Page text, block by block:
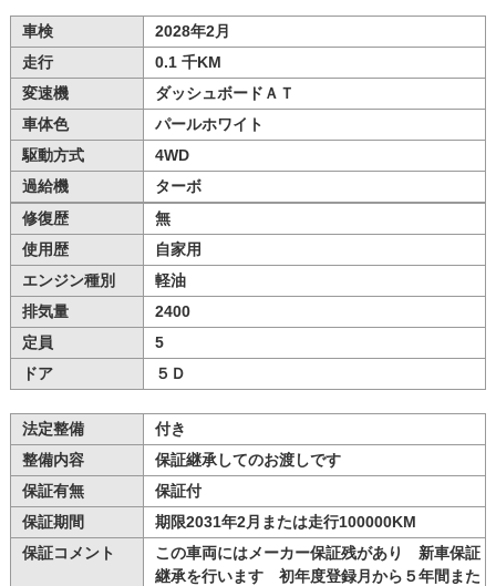
車検
2028年2月
走行
0.1 千KM
変速機
ダッシュボードＡＴ
車体色
パールホワイト
駆動方式
4WD
過給機
ターボ
修復歴
無
使用歴
自家用
エンジン種別
軽油
排気量
2400
定員
5
ドア
５Ｄ
法定整備
付き
整備内容
保証継承してのお渡しです
保証有無
保証付
保証期間
期限2031年2月または走行100000KM
保証コメント
この車両にはメーカー保証残があり 新車保証
継承を行います 初年度登録月から５年間また